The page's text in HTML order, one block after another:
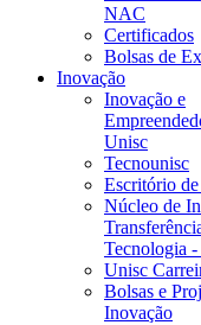
NAC
Certificados
Bolsas de
Inovação
Inovação e
Unisc
Tecnounisc
Escritório
Núcleo de
Tecnologia
Unisc
Bolsas e
Inovação